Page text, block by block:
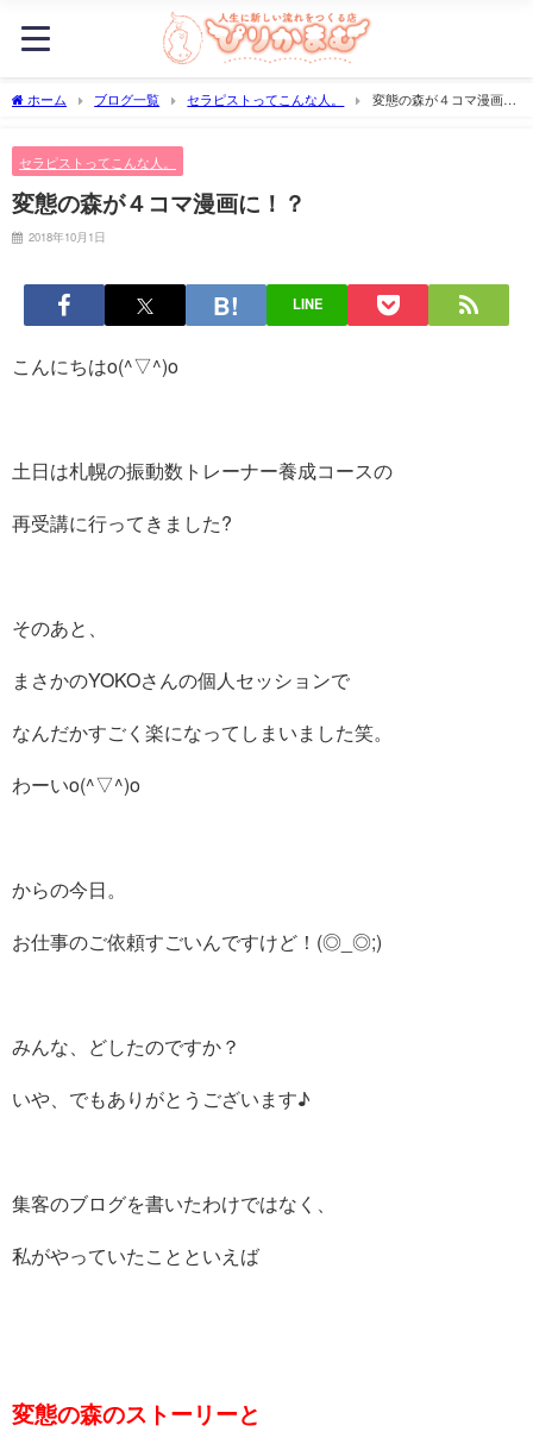
ホーム ブログ一覧 セラピストってこんな人。
変態の森が４コマ漫画
セラピストってこんな人。
変態の森が４コマ漫画に！？
2018年10月1日
LINE
こんにちはo(^▽^)o
土日は札幌の振動数トレーナー養成コースの
再受講に行ってきました?
そのあと、
まさかのYOKOさんの個人セッションで
なんだかすごく楽になってしまいました笑。
わーいo(^▽^)o
からの今日。
お仕事のご依頼すごいんですけど！(◎_◎;)
みんな、どしたのですか？
いや、でもありがとうございます♪
集客のブログを書いたわけではなく、
私がやっていたことといえば
変態の森のストーリーと